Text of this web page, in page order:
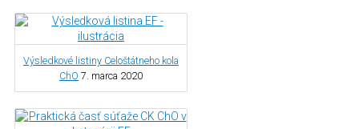
Výsledkové listiny Celoštátneho kola
ChO 7. marca 2020